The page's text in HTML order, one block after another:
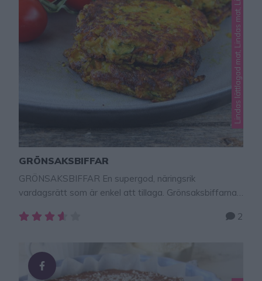
GRÖNSAKSBIFFAR
GRÖNSAKSBIFFAR En supergod, näringsrik
vardagsrätt som är enkel att tillaga. Grönsaksbiffarna
mathavre, sallad och hemgjord tzatziki eller guacamole.
konto på Instagram – klicka här! Grönsaksbiffar 8 st
300 g kall, kokt och skalad …
2